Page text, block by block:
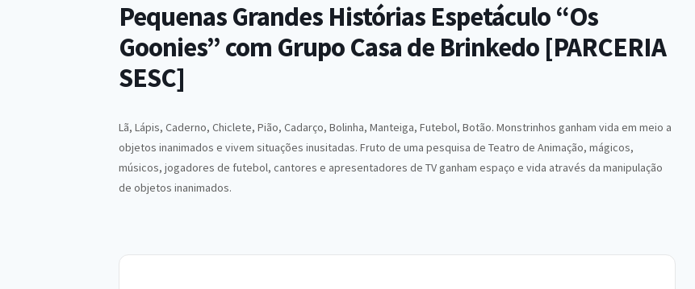
Pequenas Grandes Histórias Espetáculo “Os
Goonies” com Grupo Casa de Brinkedo [PARCERIA
SESC]
Lã, Lápis, Caderno, Chiclete, Pião, Cadarço, Bolinha, Manteiga, Futebol, Botão. Monstrinhos ganham vida em meio a
objetos inanimados e vivem situações inusitadas. Fruto de uma pesquisa de Teatro de Animação, mágicos,
músicos, jogadores de futebol, cantores e apresentadores de TV ganham espaço e vida através da manipulação
de objetos inanimados.